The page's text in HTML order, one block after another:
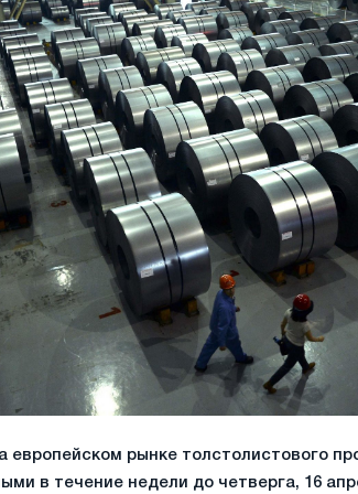
европейском рынке толстолистового
в течение недели до четверга, 16